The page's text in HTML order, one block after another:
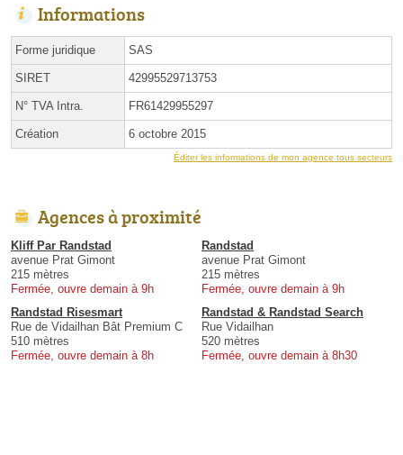
Informations
Forme juridique SAS
SIRET 42995529713753
N° TVA Intra. FR61429955297
Création 6 octobre 2015
Éditer les informations de mon agence tous secteurs
Agences à proximité
Kliff Par Randstad
avenue Prat Gimont
215 mètres
Fermée, ouvre demain à 9h
Randstad
avenue Prat Gimont
215 mètres
Fermée, ouvre demain à 9h
Randstad Risesmart
Rue de Vidailhan Bât Premium C
510 mètres
Fermée, ouvre demain à 8h
Randstad & Randstad Search
Rue Vidailhan
520 mètres
Fermée, ouvre demain à 8h30